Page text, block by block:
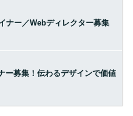
ナー／Webディレクター募集
ー募集！伝わるデザインで価値